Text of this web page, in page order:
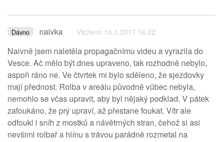
Dávno naivka Vloženo 10.1.2017 16:22
Naivně jsem naletěla propagačnímu videu a vyrazila do
Vesce. Ač mělo být dnes upraveno, tak rozhodně nebylo,
aspoň ráno ne. Ve čtvrtek mi bylo sděleno, že sjezdovky
mají přednost. Rolba v areálu původně vůbec nebyla,
nemohlo se včas upravit, aby byl nějaký podklad. V pátek
zafoukáno, že prý upraví, až přestane foukat. Vítr ale
odfoukl i sníh z mostků a návětrných stran, čehož si asi
nevšiml rolbař a hlínu s trávou parádně rozmetal na